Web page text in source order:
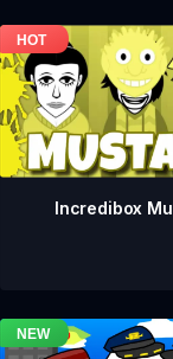
Incredibox